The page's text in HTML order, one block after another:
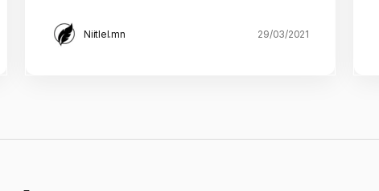
Niitlel.mn 29/03/2021